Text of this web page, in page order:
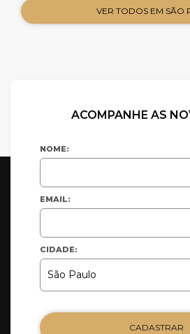
VER TODOS EM SÃO
ACOMPANHE AS
NOME:
EMAIL:
CIDADE:
CADASTRAR